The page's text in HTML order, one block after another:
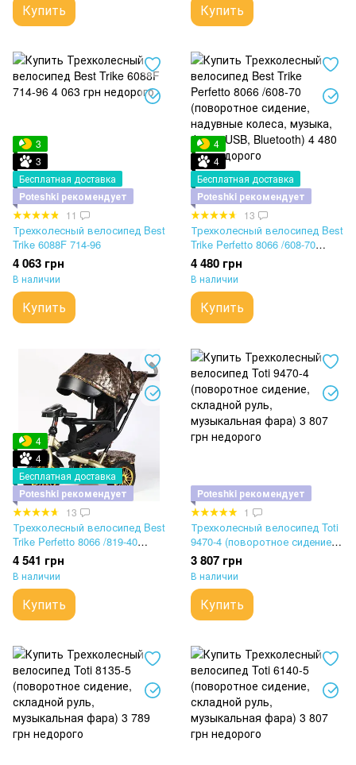
Купить Купить
3
3
Бесплатная доставка
Poteshki рекомендует
11
Трехколесный велосипед Best
Trike 6088F 714-96
4 063 грн
В наличии
Купить
4
4
Бесплатная доставка
Poteshki рекомендует
13
Трехколесный велосипед Best
Trike Perfetto 8066 /608-70
(поворотное сидение,
надувные колеса, музыка,
фара, USB, Bluetooth)
4 480 грн
В наличии
Купить
4
4
Бесплатная доставка
Poteshki рекомендует
13
Трехколесный велосипед Best
Trike Perfetto 8066 /819-40
(поворотное сидение,
надувные колеса, музыка,
фара, USB, Bluetooth)
4 541 грн
В наличии
Купить
Poteshki рекомендует
1
Трехколесный велосипед Toti
9470-4 (поворотное сидение,
складной руль, музыкальная
фара)
3 807 грн
В наличии
Купить